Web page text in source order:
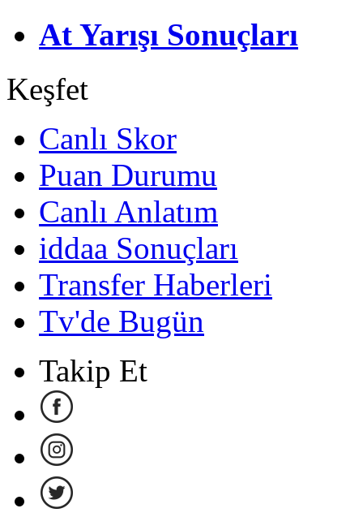
At Yarışı Sonuçları
Keşfet
Canlı Skor
Puan Durumu
Canlı Anlatım
iddaa Sonuçları
Transfer Haberleri
Tv'de Bugün
Takip Et